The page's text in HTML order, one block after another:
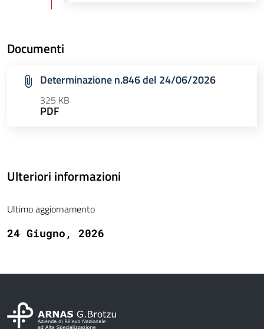
Documenti
Determinazione n.846 del 24/06/2026
325 KB
PDF
Ulteriori informazioni
Ultimo aggiornamento
24 Giugno, 2026